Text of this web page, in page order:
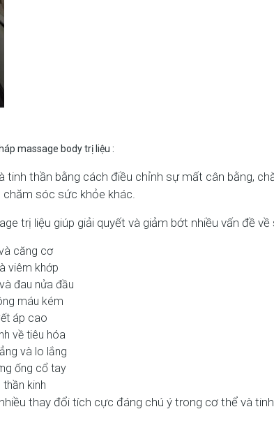
massage body trị liệu :
thần bằng cách điều chỉnh sự mất cân bằng,
chăm sóc sức khỏe khác.
trị liệu giúp giải quyết và giảm bớt nhiều vấn đề
căng cơ
viêm khớp
đau nửa đầu
máu kém
áp cao
về tiêu hóa
và lo lắng
ống cổ tay
kinh
thay đổi tích cực đáng chú ý trong cơ thể và